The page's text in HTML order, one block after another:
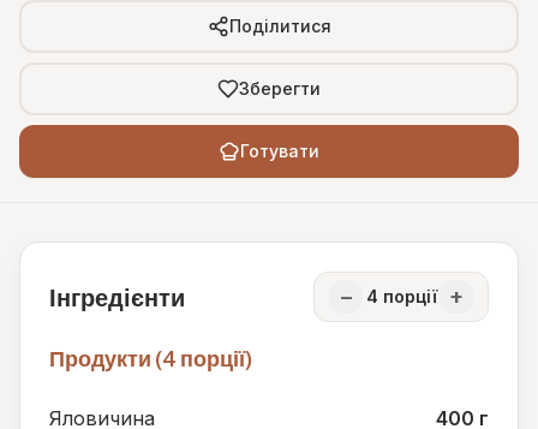
Поділитися
Зберегти
Готувати
Інгредієнти − 4 порції +
Продукти (4 порції)
Яловичина 400 г